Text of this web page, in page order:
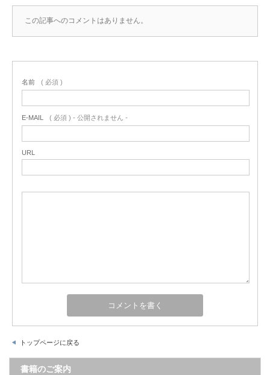
この記事へのコメントはありません。
名前 ( 必須 )
E-MAIL ( 必須 ) - 公開されません -
URL
トップページに戻る
書籍のご案内